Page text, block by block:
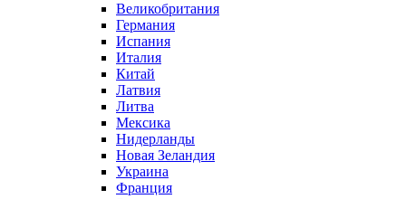
Великобритания
Германия
Испания
Италия
Китай
Латвия
Литва
Мексика
Нидерланды
Новая Зеландия
Украина
Франция